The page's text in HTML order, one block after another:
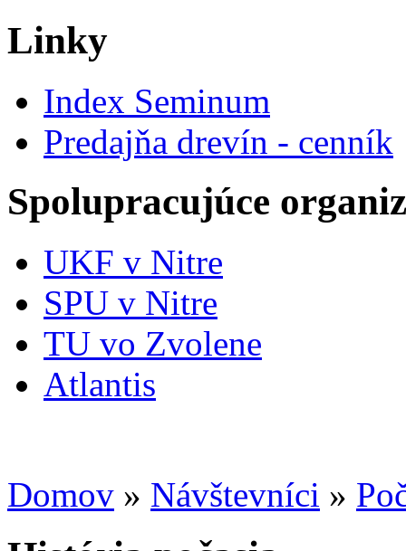
Linky
Index Seminum
Predajňa drevín - cenník
Spolupracujúce
UKF v Nitre
SPU v Nitre
TU vo Zvolene
Atlantis
Domov » Návštevníci »